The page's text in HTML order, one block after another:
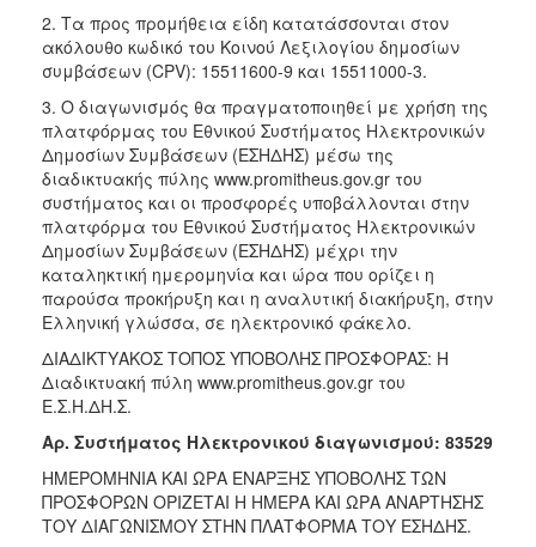
2. Τα προς προμήθεια είδη κατατάσσονται στον
ακόλουθο κωδικό του Κοινού Λεξιλογίου δημοσίων
συμβάσεων (CPV): 15511600-9 και 15511000-3.
3. Ο διαγωνισμός θα πραγματοποιηθεί με χρήση της
πλατφόρμας του Εθνικού Συστήματος Ηλεκτρονικών
Δημοσίων Συμβάσεων (ΕΣΗΔΗΣ) μέσω της
διαδικτυακής πύλης www.promitheus.gov.gr του
συστήματος και οι προσφορές υποβάλλονται στην
πλατφόρμα του Εθνικού Συστήματος Ηλεκτρονικών
Δημοσίων Συμβάσεων (ΕΣΗΔΗΣ) μέχρι την
καταληκτική ημερομηνία και ώρα που ορίζει η
παρούσα προκήρυξη και η αναλυτική διακήρυξη, στην
Ελληνική γλώσσα, σε ηλεκτρονικό φάκελο.
ΔΙΑΔΙΚΤΥΑΚΟΣ ΤΟΠΟΣ ΥΠΟΒΟΛΗΣ ΠΡΟΣΦΟΡΑΣ: Η
Διαδικτυακή πύλη www.promitheus.gov.gr του
Ε.Σ.Η.ΔΗ.Σ.
Αρ. Συστήματος Ηλεκτρονικού διαγωνισμού: 83529
ΗΜΕΡΟΜΗΝΙΑ ΚΑΙ ΩΡΑ ΕΝΑΡΞΗΣ ΥΠΟΒΟΛΗΣ ΤΩΝ
ΠΡΟΣΦΟΡΩΝ ΟΡΙΖΕΤΑΙ Η ΗΜΕΡΑ ΚΑΙ ΩΡΑ ΑΝΑΡΤΗΣΗΣ
ΤΟΥ ΔΙΑΓΩΝΙΣΜΟΥ ΣΤΗΝ ΠΛΑΤΦΟΡΜΑ ΤΟΥ ΕΣΗΔΗΣ.